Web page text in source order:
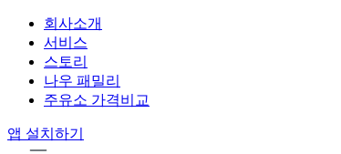
회사소개
서비스
스토리
나우 패밀리
주유소 가격비교
앱 설치하기